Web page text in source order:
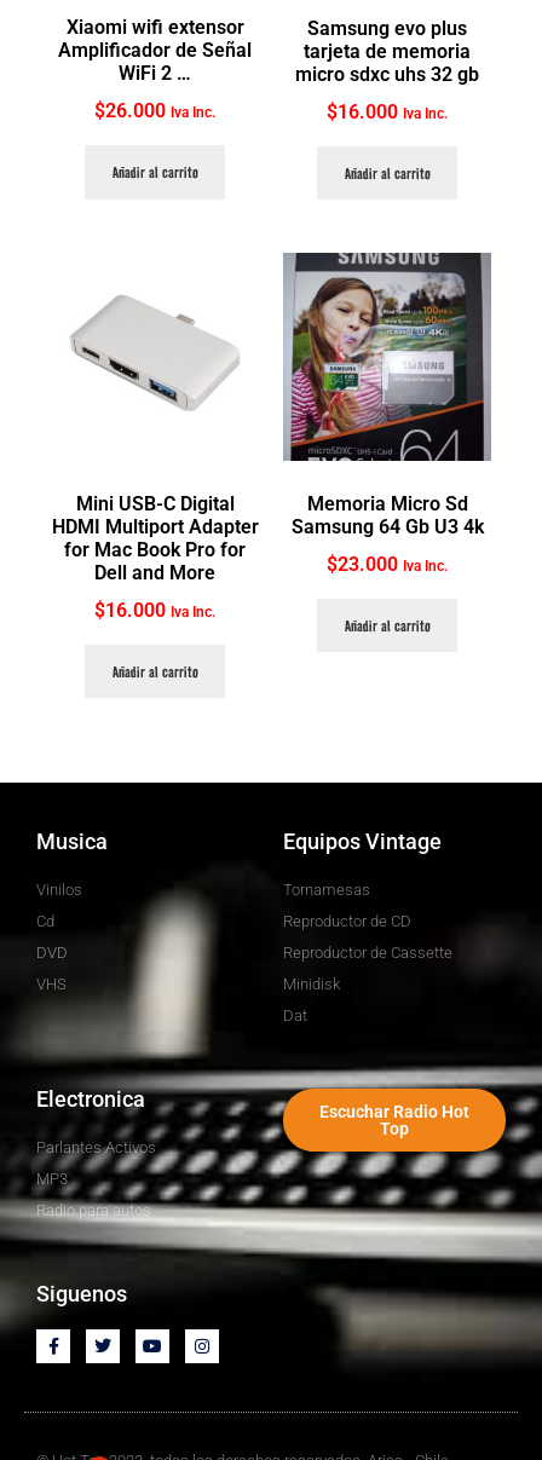
Xiaomi wifi extensor
Amplificador de Señal
WiFi 2 …
$26.000 Iva Inc.
Añadir al carrito
Samsung evo plus
tarjeta de memoria
micro sdxc uhs 32 gb
$16.000 Iva Inc.
Añadir al carrito
Mini USB-C Digital
HDMI Multiport Adapter
for Mac Book Pro for
Dell and More
$16.000 Iva Inc.
Añadir al carrito
Memoria Micro Sd
Samsung 64 Gb U3 4k
$23.000 Iva Inc.
Añadir al carrito
Musica
Vinilos
Cd
DVD
VHS
Equipos Vintage
Tornamesas
Reproductor de CD
Reproductor de Cassette
Minidisk
Dat
Electronica
Parlantes Activos
MP3
Radio para autos
Escuchar Radio Hot
Top
Siguenos